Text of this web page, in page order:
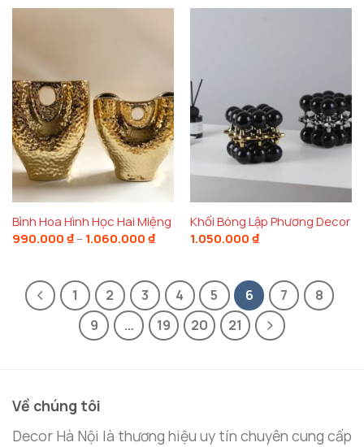
Bình Hoa Hình Học Hai Miệng
990.000 ₫ – 1.060.000 ₫Khoảng
giá:
đến
1.060.000 ₫
Khối Bóng Lập Phương Decor
1.050.000 ₫
1 2 3 4 5 6 7
8
9
… 19 20 21
Về chúng tôi
Decor Hà Nội là thương hiệu uy tín chuyên cung cấp